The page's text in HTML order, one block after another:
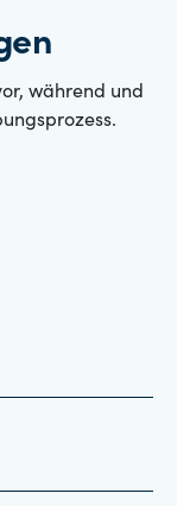
während und